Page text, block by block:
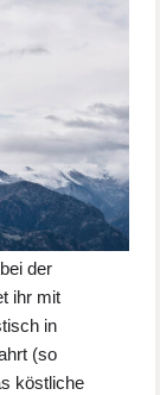
der
ihr mit
in
(so
köstliche